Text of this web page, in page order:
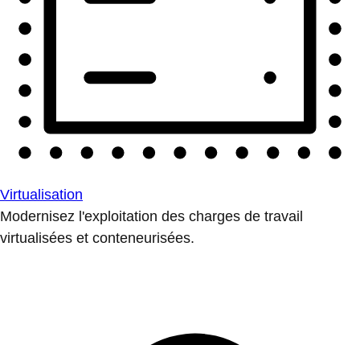
Virtualisation
Modernisez l'exploitation des charges de travail
virtualisées et conteneurisées.